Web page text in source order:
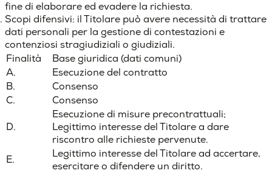
fine di elaborare ed evadere la richiesta.
Scopi difensivi: il Titolare può avere necessità di trattare
dati personali per la gestione di contestazioni e
contenziosi stragiudiziali o giudiziali.
Finalità
Base giuridica (dati comuni)
A.
Esecuzione del contratto
B.
Consenso
C.
Consenso
D.
Esecuzione di misure precontrattuali;
Legittimo interesse del Titolare a dare
riscontro alle richieste pervenute.
E.
Legittimo interesse del Titolare ad accertare,
esercitare o difendere un diritto.